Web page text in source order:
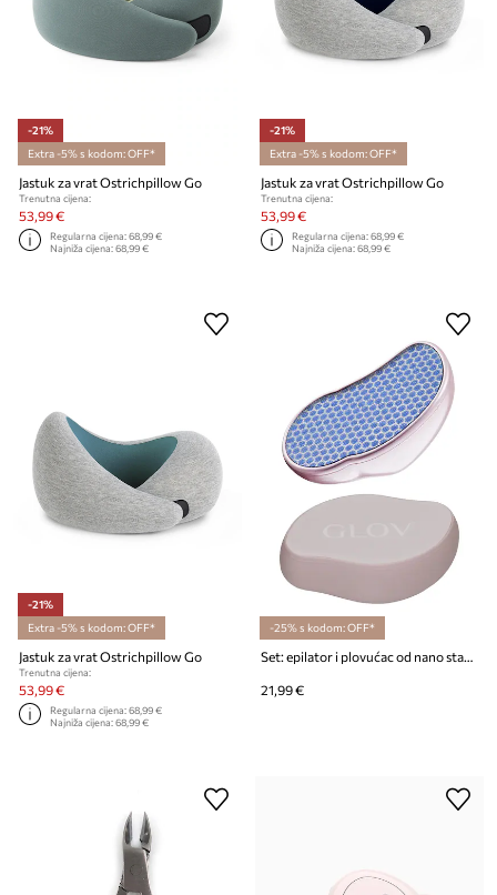
-21%
Extra -5% s kodom: OFF*
Jastuk za vrat Ostrichpillow Go
Trenutna cijena:
53,99 €
Regularna cijena:68,99 €
Najniža cijena:68,99 €
-21%
Extra -5% s kodom: OFF*
Jastuk za vrat Ostrichpillow Go
Trenutna cijena:
53,99 €
Regularna cijena:68,99 €
Najniža cijena:68,99 €
-21%
Extra -5% s kodom: OFF*
Jastuk za vrat Ostrichpillow Go
Trenutna cijena:
53,99 €
Regularna cijena:68,99 €
Najniža cijena:68,99 €
-25% s kodom: OFF*
Set: epilator i plovućac od nano stakla GLOV Bestsellers GLOV
21,99 €